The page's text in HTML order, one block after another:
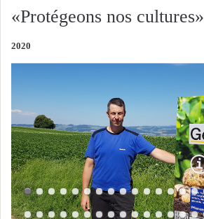
«Protégeons nos cultures»
2020